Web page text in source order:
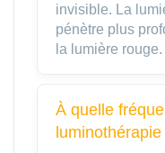
invisible. La
pénètre plus
la lumière rouge.
À quelle